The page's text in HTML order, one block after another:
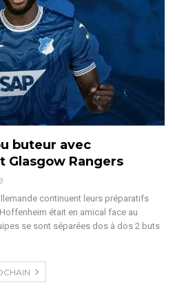
buteur avec
Glasgow Rangers
continuent leurs préparatifs
était en amical face au
se sont séparées dos à dos 2 buts